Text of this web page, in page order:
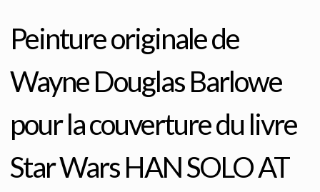
Peinture originale de
Wayne Douglas Barlowe
pour la couverture du livre
Star Wars HAN SOLO AT